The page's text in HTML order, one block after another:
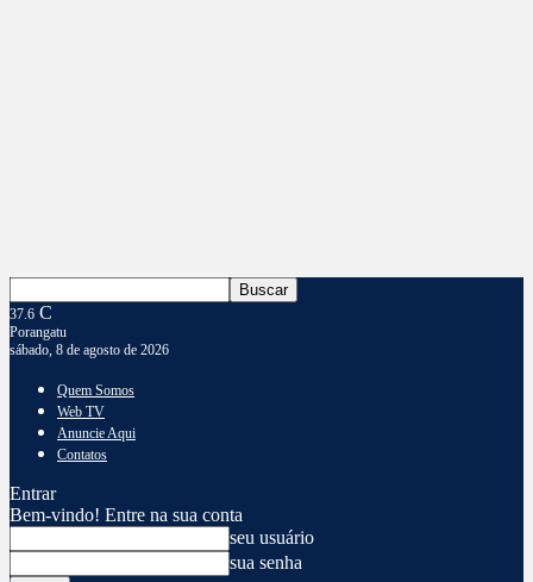
37.6 C
Porangatu
sábado, 8 de agosto de 2026
Quem Somos
Web TV
Anuncie Aqui
Contatos
Entrar
Bem-vindo! Entre na sua conta
seu usuário
sua senha